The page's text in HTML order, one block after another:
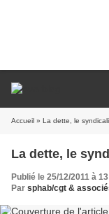
Accueil » La dette, le
La dette, le
Publié le 25/12/2011 à
Par sphab/cgt &